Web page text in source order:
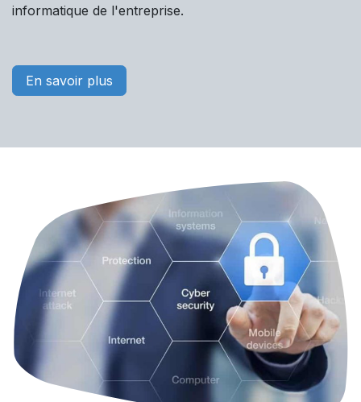
informatique de l'entreprise.
En savoir plus